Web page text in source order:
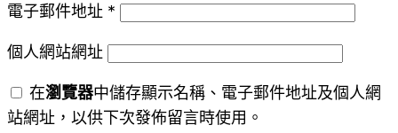
電子郵件地址 *
個人網站網址
在瀏覽器中儲存顯示名稱、電子郵件地址及個人網
站網址，以供下次發佈留言時使用。